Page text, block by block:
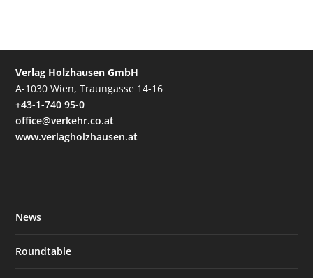
Verlag Holzhausen GmbH
A-1030 Wien, Traungasse 14-16
+43-1-740 95-0
office@verkehr.co.at
www.verlagholzhausen.at
News
Roundtable